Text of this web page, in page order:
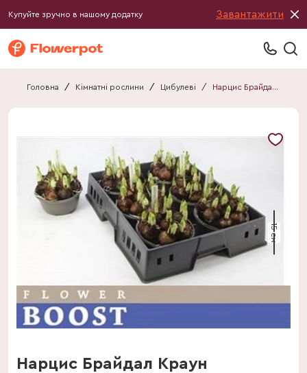
Купуйте зручно в нашому додатку Завантажити
Головна / Кімнатні рослини / Цибулеві / Нарцис Брайдал Краун
15 см
Нарцис Брайдал Краун